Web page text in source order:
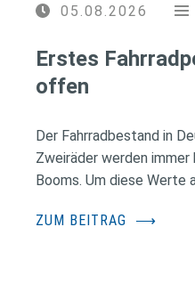
05.08.2026
Erstes
offen
Der Fahrradbestand in
Zweiräder werden
Booms. Um diese Werte
ZUM BEITRAG ⟶